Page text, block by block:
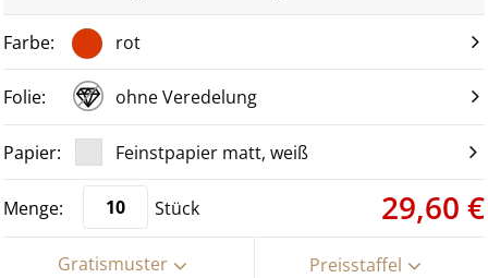
rot
ohne Veredelung
Feinstpapier matt, weiß
Stück 29,60 €
Gratismuster Preisstaffel